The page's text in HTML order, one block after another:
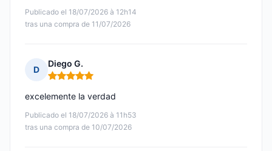
Publicado el 18/07/2026 à 12h14
tras una compra de 11/07/2026
D
Diego G.
Nota: 5 de 5
Publicado el 18/07/2026 à 11h53
tras una compra de 10/07/2026
excelemente la verdad